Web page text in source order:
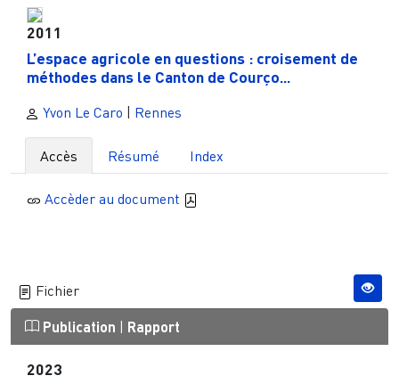
2011
L’espace agricole en questions : croisement de
méthodes dans le Canton de Courço...
Yvon Le Caro Rennes
Accès Résumé Index
Accèder au document
Fichier
Publication | Rapport
2023